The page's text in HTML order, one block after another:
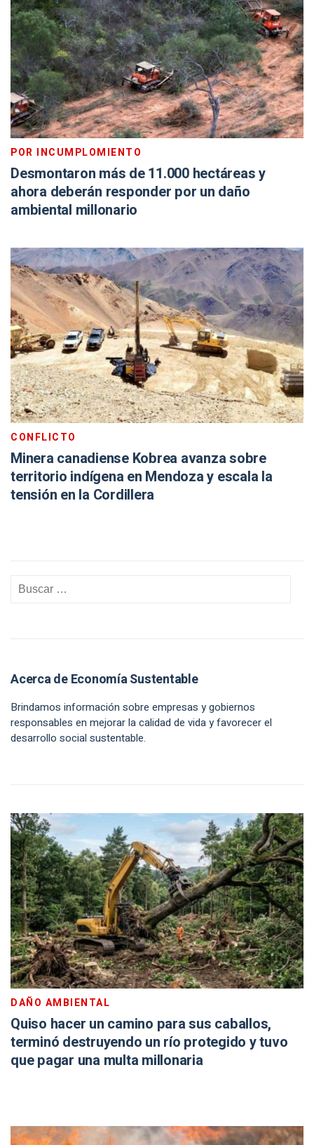
POR INCUMPLOMIENTO
Desmontaron más de 11.000 hectáreas y
ahora deberán responder por un daño
ambiental millonario
CONFLICTO
Minera canadiense Kobrea avanza sobre
territorio indígena en Mendoza y escala la
tensión en la Cordillera
Acerca de Economía Sustentable
Brindamos información sobre empresas y gobiernos
responsables en mejorar la calidad de vida y favorecer el
desarrollo social sustentable.
DAÑO AMBIENTAL
Quiso hacer un camino para sus caballos,
terminó destruyendo un río protegido y tuvo
que pagar una multa millonaria